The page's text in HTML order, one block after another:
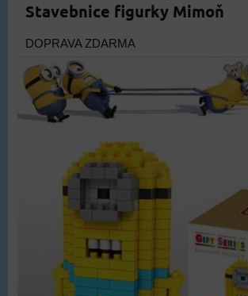
Stavebnice figurky Mimoň
DOPRAVA ZDARMA